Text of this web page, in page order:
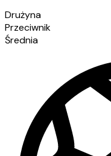
Drużyna
Przeciwnik
Średnia